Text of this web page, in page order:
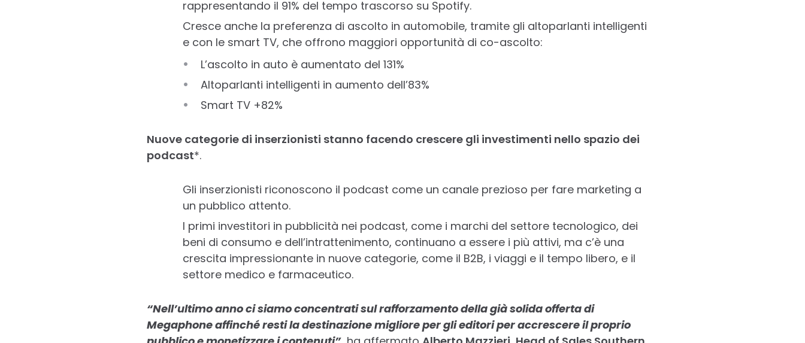
rappresentando il 91% del tempo trascorso su Spotify.
Cresce anche la preferenza di ascolto in automobile, tramite gli altoparlanti intelligenti
e con le smart TV, che offrono maggiori opportunità di co-ascolto:
L’ascolto in auto è aumentato del 131%
Altoparlanti intelligenti in aumento dell’83%
Smart TV +82%
Nuove categorie di inserzionisti stanno facendo crescere gli investimenti nello spazio dei
podcast*.
Gli inserzionisti riconoscono il podcast come un canale prezioso per fare marketing a
un pubblico attento.
I primi investitori in pubblicità nei podcast, come i marchi del settore tecnologico, dei
beni di consumo e dell’intrattenimento, continuano a essere i più attivi, ma c’è una
crescita impressionante in nuove categorie, come il B2B, i viaggi e il tempo libero, e il
settore medico e farmaceutico.
“Nell’ultimo anno ci siamo concentrati sul rafforzamento della già solida offerta di
Megaphone affinché resti la destinazione migliore per gli editori per accrescere il proprio